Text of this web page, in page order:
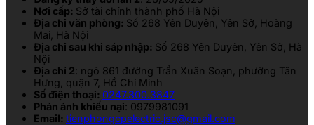
Nơi cấp: Sở tài chính thành phố Hà Nội
Địa chỉ văn phòng: Số 268 Yên Duyên, Yên Sở, Hoàng
Mai, Hà Nội
Địa chỉ sau khi sáp nhập: Số 268 Yên Duyên, Yên Sở, Hà
Nội
Địa chỉ 2: ngõ 861 đường Trần Xuân Soạn, phường Tân
Hưng, quận 7, Hồ Chí Minh
Số điện thoại: 0247.300.3847
Phản ánh khiếu nại: 0979981091
Email: tienphongcpelectric.jsc@gmail.com